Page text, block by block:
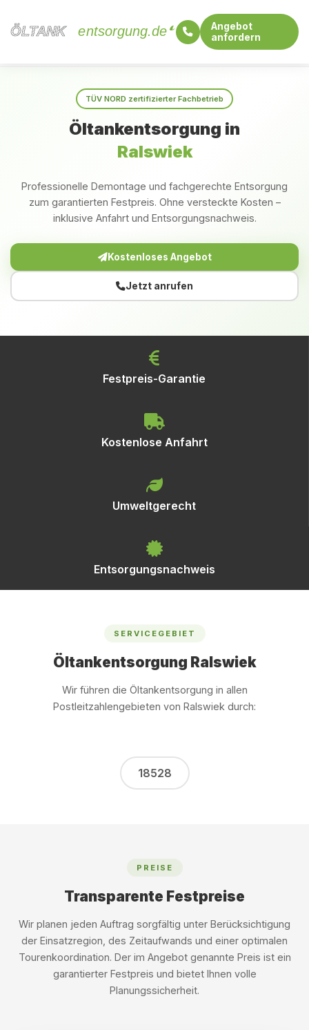
ÖLTANK
ÖLTANK entsorgung.de
Angebot
anfordern
TÜV NORD zertifizierter Fachbetrieb
Öltankentsorgung in
Ralswiek
Professionelle Demontage und fachgerechte Entsorgung
zum garantierten Festpreis. Ohne versteckte Kosten –
inklusive Anfahrt und Entsorgungsnachweis.
Kostenloses Angebot
Jetzt anrufen
Festpreis-Garantie
Kostenlose Anfahrt
Umweltgerecht
Entsorgungsnachweis
SERVICEGEBIET
Öltankentsorgung Ralswiek
Wir führen die Öltankentsorgung in allen
Postleitzahlengebieten von Ralswiek durch:
18528
PREISE
Transparente Festpreise
Wir planen jeden Auftrag sorgfältig unter Berücksichtigung
der Einsatzregion, des Zeitaufwands und einer optimalen
Tourenkoordination. Der im Angebot genannte Preis ist ein
garantierter Festpreis und bietet Ihnen volle
Planungssicherheit.